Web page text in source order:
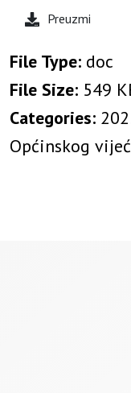
Preuzmi
File Type: doc
File Size: 549
Categories:
Općinskog